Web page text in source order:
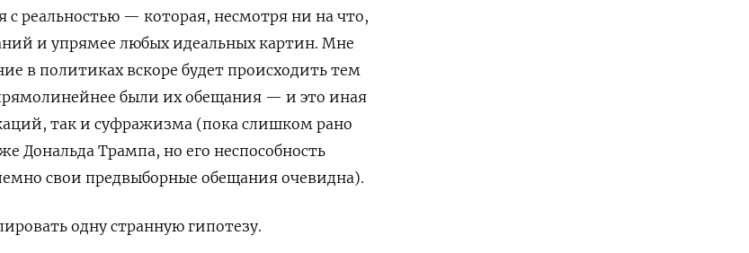
реальностью — которая, несмотря ни на что,
и упрямее любых идеальных картин. Мне
в политиках вскоре будет происходить тем
были их обещания — и это иная
так и суфражизма (пока слишком рано
Дональда Трампа, но его неспособность
свои предвыборные обещания очевидна).
одну странную гипотезу.